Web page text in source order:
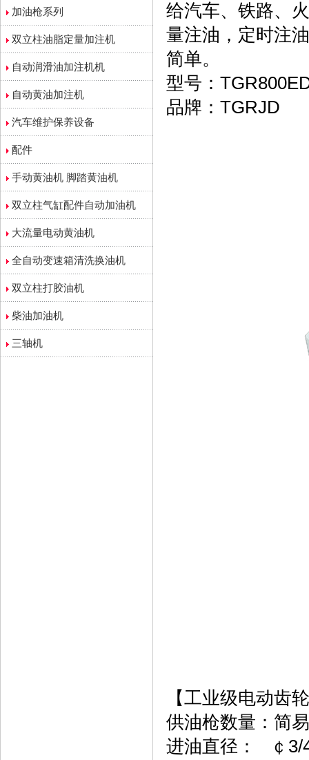
加油枪系列
双立柱油脂定量加注机
自动润滑油加注机机
自动黄油加注机
汽车维护保养设备
配件
手动黄油机 脚踏黄油机
双立柱气缸配件自动加油机
大流量电动黄油机
全自动变速箱清洗换油机
双立柱打胶油机
柴油加油机
三轴机
给汽车、铁路、
量注油，定时注
简单。
型号：
品牌：TGRJD
【工业级电动齿
供油枪数量：简
进油直径： ￠3/